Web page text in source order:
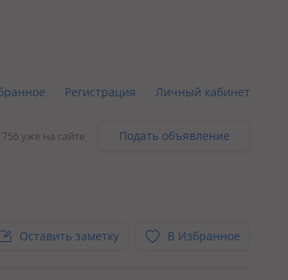
Регистрация Личный кабинет
756 уже на сайте Подать объявление
Оставить заметку В Избранное